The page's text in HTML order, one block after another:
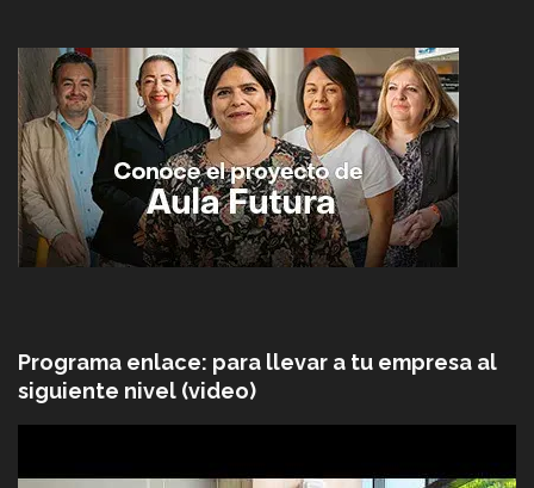
Programa enlace: para llevar a tu empresa al
siguiente nivel (video)